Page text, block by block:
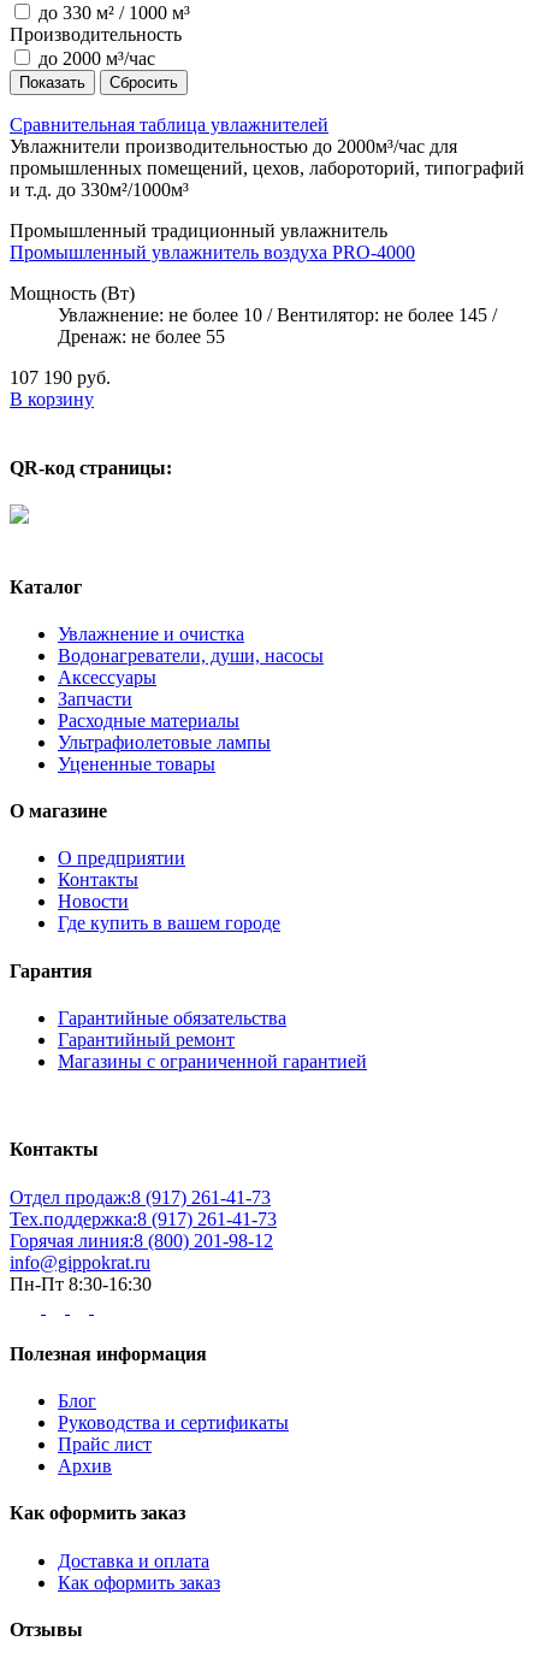
до 330 м² / 1000 м³
Производительность
до 2000 м³/час
Сравнительная таблица увлажнителей
Увлажнители производительностью до 2000м³/час для
промышленных помещений, цехов, лабороторий, типографий
и т.д. до 330м²/1000м³
Промышленный традиционный увлажнитель
Промышленный увлажнитель воздуха PRO-4000
Мощность (Вт)
Увлажнение: не более 10 /Вентилятор: не более 145 /
Дренаж: не более 55
107 190 руб.
В корзину
QR-код страницы:
Каталог
Увлажнение и очистка
Водонагреватели, души, насосы
Аксессуары
Запчасти
Расходные материалы
Ультрафиолетовые лампы
Уцененные товары
О магазине
О предприятии
Контакты
Новости
Где купить в вашем городе
Гарантия
Гарантийные обязательства
Гарантийный ремонт
Магазины с ограниченной гарантией
Контакты
Отдел продаж:8 (917) 261-41-73
Тех.поддержка:8 (917) 261-41-73
Горячая линия:8 (800) 201-98-12
info@gippokrat.ru
Пн-Пт 8:30-16:30
Полезная информация
Блог
Руководства и сертификаты
Прайс лист
Архив
Как оформить заказ
Доставка и оплата
Как оформить заказ
Отзывы